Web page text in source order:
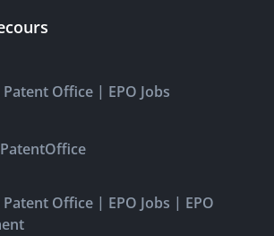
Patent Office | EPO Jobs
Patent Office | EPO Jobs | EPO